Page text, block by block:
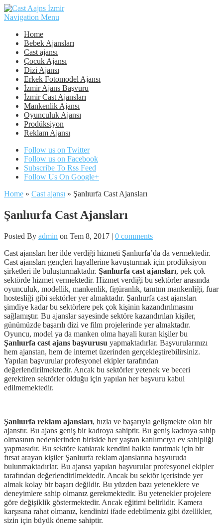
Navigation Menu
Home
Bebek Ajansları
Cast ajansı
Çocuk Ajansı
Dizi Ajansı
Erkek Fotomodel Ajansı
İzmir Ajans Başvuru
İzmir Cast Ajansları
Mankenlik Ajansı
Oyunculuk Ajansı
Prodüksiyon
Reklam Ajansı
Follow us on Twitter
Follow us on Facebook
Subscribe To Rss Feed
Follow Us On Google+
Home » Cast ajansı » Şanlıurfa Cast Ajansları
Şanlıurfa Cast Ajansları
Posted By admin on Tem 8, 2017 | 0 comments
Cast ajansları her ilde verdiği hizmeti Şanlıurfa’da da vermektedir.
Cast ajansları gençleri hayallerine kavuşturmak için prodüksiyon
şirketleri ile buluşturmaktadır. Şanlıurfa cast ajansları, pek çok
sektörde hizmet vermektedir. Hizmet verdiği bu sektörler arasında
oyunculuk, modellik, mankenlik, figüranlık, tanıtım mankenliği, fuar
hostesliği gibi sektörler yer almaktadır. Şanlıurfa cast ajansları
şimdiye kadar bu sektörlere pek çok kişinin kazandırılmasını
sağlamıştır. Bu ajanslar sayesinde sektöre kazandırılan kişiler,
günümüzde başarılı dizi ve film projelerinde yer almaktadır.
Oyuncu, model ya da manken olma hayali kuran kişiler bu
Şanlıurfa cast ajans başvurusu yapmaktadırlar. Başvurularınızı
hem ajanstan, hem de internet üzerinden gerçekleştirebilirsiniz.
Yapılan başvurular profesyonel ekipler tarafından
değerlendirilmektedir. Ancak bu sektörler yetenek ve beceri
gerektiren sektörler olduğu için yapılan her başvuru kabul
edilmemektedir.
Şanlıurfa reklam ajansları, hızla ve başarıyla gelişmekte olan bir
ajanstır. Bu ajans geniş bir kadroya sahiptir. Bu geniş kadroya sahip
olmasının nedenlerinden biriside her yaştan katılımcıya ev sahipliği
yapmasıdır. Bu sektöre katılarak kendini halkta tanıtmak için bir
fırsat arayan kişiler Şanlıurfa reklam ajanslarına başvuruda
bulunmaktadırlar. Bu ajansa yapılan başvurular profesyonel ekipler
tarafından değerlendirilmektedir. Ancak bu sektör içerisinde yer
almak kolay bir başarı değildir. Bu yüzden bazı yeteneklere ve
deneyimlere sahip olmanız gerekmektedir. Bu yetenekler projelere
göre değişiklik göstermektedir. Ancak eğitimi belirlidir. Kamera
karşısına rahat olmanız, kendinizi ifade edebilmeniz gibi özellikler,
sizin için büyük öneme sahiptir.